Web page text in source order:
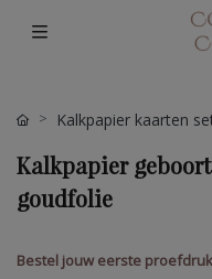
Kalkpapier kaarten
Kalkpapier
goudfolie
Bestel jouw eerste